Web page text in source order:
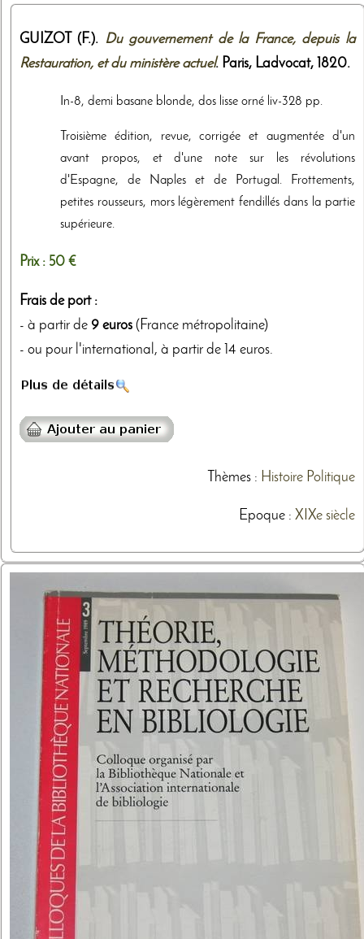
GUIZOT (F.). Du gouvernement de la France, depuis la
Restauration, et du ministère actuel. Paris, Ladvocat, 1820.
In-8, demi basane blonde, dos lisse orné liv-328 pp.
Troisième édition, revue, corrigée et augmentée d'un
avant propos, et d'une note sur les révolutions
d'Espagne, de Naples et de Portugal. Frottements,
petites rousseurs, mors légèrement fendillés dans la partie
supérieure.
Prix : 50 €
Frais de port :
- à partir de 9 euros (France métropolitaine)
- ou pour l'international, à partir de 14 euros.
Thèmes: Histoire Politique
Epoque : XIXe siècle